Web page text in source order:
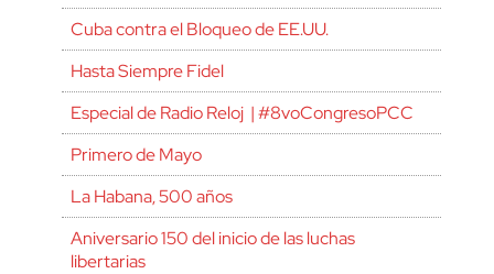
Cuba contra el Bloqueo de EE.UU.
Hasta Siempre Fidel
Especial de Radio Reloj | #8voCongresoPCC
Primero de Mayo
La Habana, 500 años
Aniversario 150 del inicio de las luchas
libertarias